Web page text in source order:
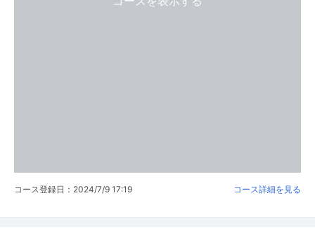
コース登録日：2024/7/9 17:19 コース詳細を見る